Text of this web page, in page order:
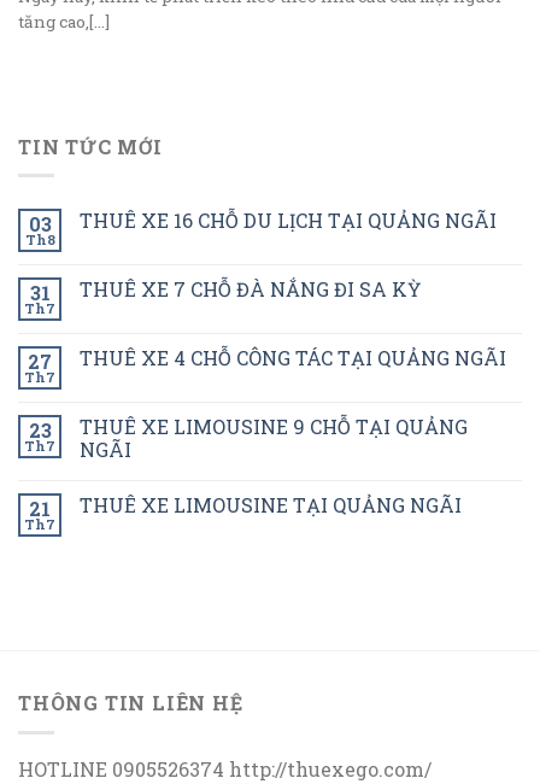
tăng cao,[...]
TIN TỨC MỚI
03
Th8
THUÊ XE 16 CHỖ DU LỊCH TẠI QUẢNG NGÃI
31
Th7
THUÊ XE 7 CHỖ ĐÀ NẮNG ĐI SA KỲ
27
Th7
THUÊ XE 4 CHỖ CÔNG TÁC TẠI QUẢNG NGÃI
23
Th7
THUÊ XE LIMOUSINE 9 CHỖ TẠI QUẢNG
NGÃI
21
Th7
THUÊ XE LIMOUSINE TẠI QUẢNG NGÃI
THÔNG TIN LIÊN HỆ
HOTLINE 0905526374 http://thuexego.com/